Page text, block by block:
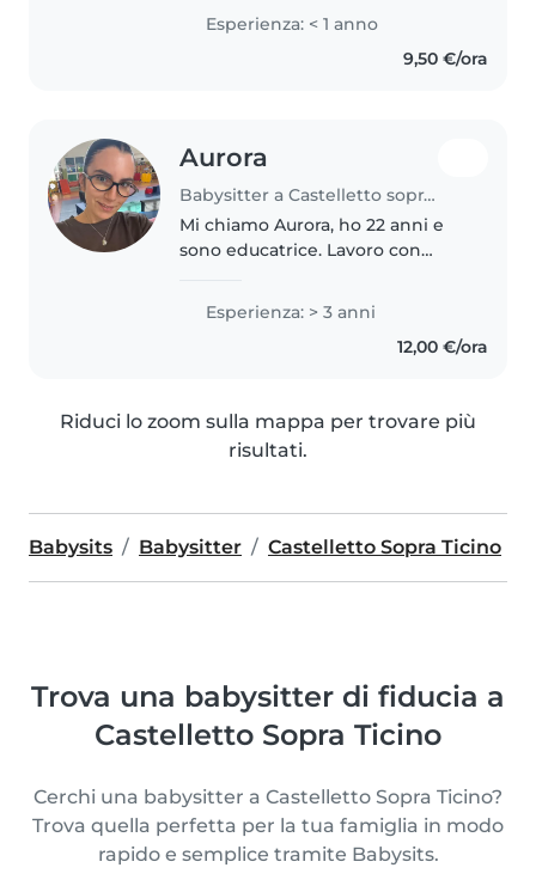
Formazione, con una grande
passione per i bambini. Ho
esperienza con bambini di tutte
Esperienza: < 1 anno
9,50 €/ora
Aurora
Babysitter a Castelletto sopra Ticino
Mi chiamo Aurora, ho 22 anni e
sono educatrice. Lavoro con
materna, elementare e media.
Perché mi piace fare la
babysitter Amo stare con i
Esperienza: > 3 anni
12,00 €/ora
Riduci lo zoom sulla mappa per trovare più
risultati.
Babysits Babysitter Castelletto Sopra Ticino
Trova una babysitter di fiducia a
Castelletto Sopra Ticino
Cerchi una babysitter a Castelletto Sopra Ticino?
Trova quella perfetta per la tua famiglia in modo
rapido e semplice tramite Babysits.